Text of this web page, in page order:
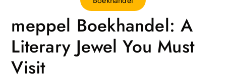
meppel Boekhandel: A
Literary Jewel You Must
Visit